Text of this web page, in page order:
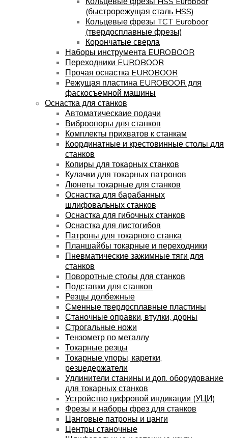
(быстрорежущая сталь HSS)
Кольцевые фрезы TCT Euroboor
(твердосплавные фрезы)
Корончатые сверла
Наборы инструмента EUROBOOR
Переходники EUROBOOR
Прочая оснастка EUROBOOR
Режущая пластина EUROBOOR для
фаскосъемной машины
Оснастка для станков
Автоматическаие подачи
Виброопоры для станков
Комплекты прихватов к станкам
Координатные и крестовинные столы для
станков
Копиры для токарных станков
Кулачки для токарных патронов
Люнеты токарные для станков
Оснастка для барабанных
шлифовальных станков
Оснастка для гибочных станков
Оснастка для листогибов
Патроны для токарного станка
Планшайбы токарные и переходники
Пневматические зажимные тяги для
станков
Поворотные столы для станков
Подставки для станков
Резцы долбежные
Сменные твердосплавные пластины
Станочные оправки, втулки, дорны
Строгальные ножи
Тензометр по металлу
Токарные резцы
Токарные упоры, каретки,
резцедержатели
Удлинители станины и доп. оборудование
для токарных станков
Устройство цифровой индикации (УЦИ)
Фрезы и наборы фрез для станков
Цанговые патроны и цанги
Центры станочные